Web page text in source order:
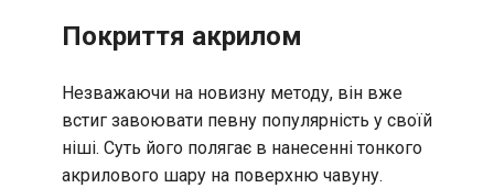
Покриття акрилом
Незважаючи на новизну методу, він вже
встиг завоювати певну популярність у своїй
ніші. Суть його полягає в нанесенні тонкого
акрилового шару на поверхню чавуну.